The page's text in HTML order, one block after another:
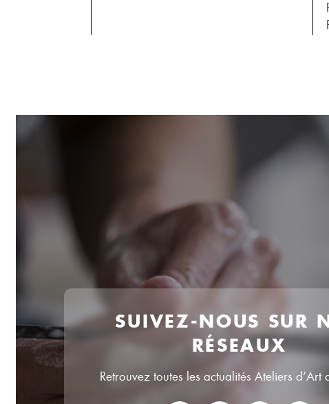
SUIVEZ-NOUS SUR
RÉSEAUX
Retrouvez toutes les actualités Ateliers d’Art